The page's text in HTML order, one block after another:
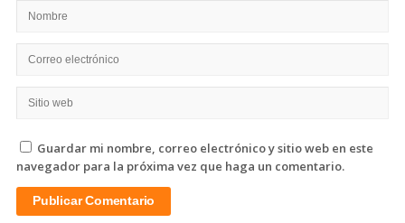
Guardar mi nombre, correo electrónico y sitio web en este
navegador para la próxima vez que haga un comentario.